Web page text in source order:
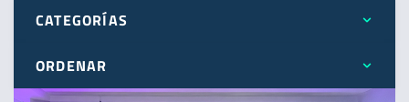
CATEGORÍAS
Todos
ORDENAR